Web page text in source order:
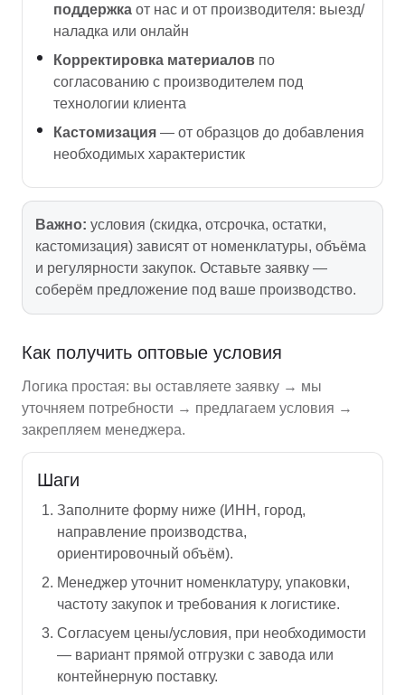
поддержка от нас и от производителя: выезд/
наладка или онлайн
Корректировка материалов по
согласованию с производителем под
технологии клиента
Кастомизация — от образцов до добавления
необходимых характеристик
Важно: условия (скидка, отсрочка, остатки,
кастомизация) зависят от номенклатуры, объёма
и регулярности закупок. Оставьте заявку —
соберём предложение под ваше производство.
Как получить оптовые условия
Логика простая: вы оставляете заявку → мы
уточняем потребности → предлагаем условия →
закрепляем менеджера.
Шаги
Заполните форму ниже (ИНН, город,
направление производства,
ориентировочный объём).
Менеджер уточнит номенклатуру, упаковки,
частоту закупок и требования к логистике.
Согласуем цены/условия, при необходимости
— вариант прямой отгрузки с завода или
контейнерную поставку.